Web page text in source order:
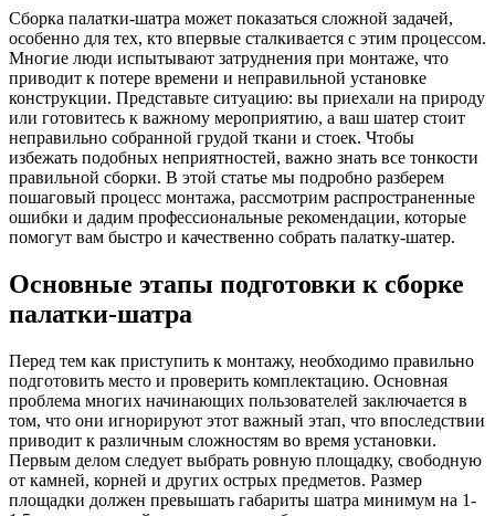
Сборка палатки-шатра может показаться сложной задачей,
особенно для тех, кто впервые сталкивается с этим процессом.
Многие люди испытывают затруднения при монтаже, что
приводит к потере времени и неправильной установке
конструкции. Представьте ситуацию: вы приехали на природу
или готовитесь к важному мероприятию, а ваш шатер стоит
неправильно собранной грудой ткани и стоек. Чтобы
избежать подобных неприятностей, важно знать все тонкости
правильной сборки. В этой статье мы подробно разберем
пошаговый процесс монтажа, рассмотрим распространенные
ошибки и дадим профессиональные рекомендации, которые
помогут вам быстро и качественно собрать палатку-шатер.
Основные этапы подготовки к сборке
палатки-шатра
Перед тем как приступить к монтажу, необходимо правильно
подготовить место и проверить комплектацию. Основная
проблема многих начинающих пользователей заключается в
том, что они игнорируют этот важный этап, что впоследствии
приводит к различным сложностям во время установки.
Первым делом следует выбрать ровную площадку, свободную
от камней, корней и других острых предметов. Размер
площадки должен превышать габариты шатра минимум на 1-